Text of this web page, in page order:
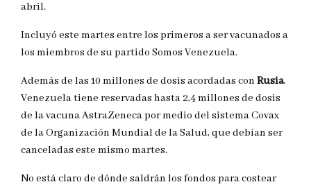
abril.
Incluyó este martes entre los primeros a ser vacunados a
los miembros de su partido Somos Venezuela.
Además de las 10 millones de dosis acordadas con Rusia,
Venezuela tiene reservadas hasta 2,4 millones de dosis
de la vacuna AstraZeneca por medio del sistema Covax
de la Organización Mundial de la Salud, que debían ser
canceladas este mismo martes.
No está claro de dónde saldrán los fondos para costear